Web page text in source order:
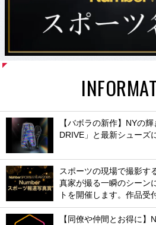
【バボラの新作】NYの
DRIVE」と最新シューズ
スポーツの現場で撮影す
真家が撮る一瞬のシーン
トを開催します。作品受
【同僚や仲間とお得に